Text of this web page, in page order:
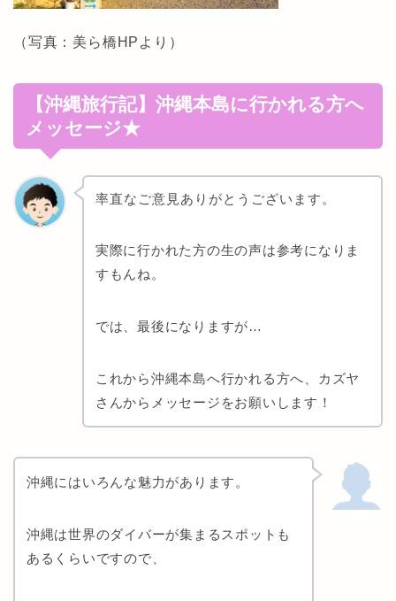
（写真：美ら橋HPより）
【沖縄旅行記】沖縄本島に行かれる方へ
メッセージ★
率直なご意見ありがとうございます。
実際に行かれた方の生の声は参考になりま
すもんね。
では、最後になりますが…
これから沖縄本島へ行かれる方へ、カズヤ
さんからメッセージをお願いします！
沖縄にはいろんな魅力があります。
沖縄は世界のダイバーが集まるスポットも
あるくらいですので、